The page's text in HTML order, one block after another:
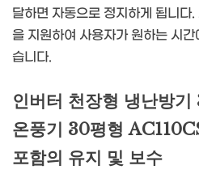
달하면 자동으로 정지하게 됩니다
을 지원하여 사용자가 원하는 시
습니다.
인버터 천장형 냉난방
온풍기 30평형
포함의 유지 및 보수